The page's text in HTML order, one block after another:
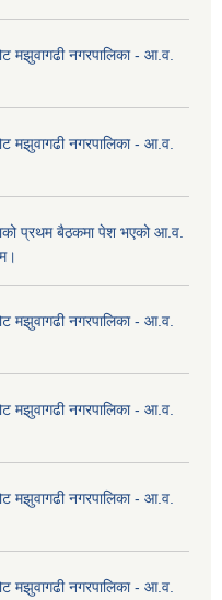
मझुवागढी नगरपालिका - आ.व.
मझुवागढी नगरपालिका - आ.व.
प्रथम बैठकमा पेश भएको आ.व.
मझुवागढी नगरपालिका - आ.व.
मझुवागढी नगरपालिका - आ.व.
मझुवागढी नगरपालिका - आ.व.
मझुवागढी नगरपालिका - आ.व.